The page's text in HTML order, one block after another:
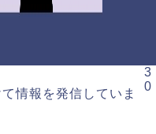
情報を発信していま
3
0